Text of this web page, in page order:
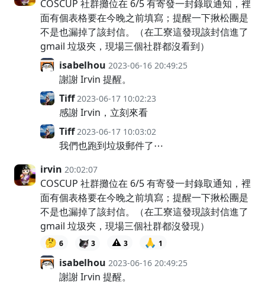
COSCUP 社群攤位在 6/5 有寄發一封錄取通知，裡
面有個表格要在今晚之前填寫；提醒一下揪松團是
不是也漏掉了該封信。（在工寮這發現該封信進了
gmail 垃圾夾，現場三個社群都沒看到）
isabelhou 2023-06-16 20:49:25
謝謝 Irvin 提醒。
Tiff 2023-06-17 10:02:23
感謝 Irvin，立刻來看
Tiff 2023-06-17 10:03:02
我們也跑到垃圾郵件了⋯
irvin 20:02:07
COSCUP 社群攤位在 6/5 有寄發一封錄取通知，裡
面有個表格要在今晚之前填寫；提醒一下揪松團是
不是也漏掉了該封信。（在工寮這發現該封信進了
gmail 垃圾夾，現場三個社群都沒發現）
🤔 6 3 ⚠️ 3 🙏 1
isabelhou 2023-06-16 20:49:25
謝謝 Irvin 提醒。